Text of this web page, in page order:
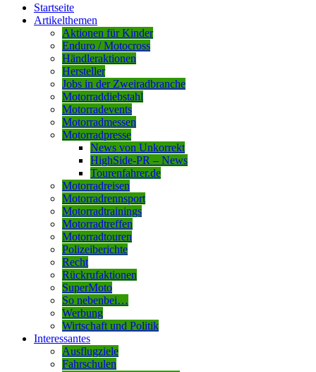
Startseite
Artikelthemen
Aktionen für Kinder
Enduro / Motocross
Händleraktionen
Hersteller
Jobs in der Zweiradbranche
Motorraddiebstahl
Motorradevents
Motorradmessen
Motorradpresse
News von Unkorrekt
HighSide-PR – News
Tourenfahrer.de
Motorradreisen
Motorradrennsport
Motorradtrainings
Motorradtreffen
Motorradtouren
Polizeiberichte
Recht
Rückrufaktionen
SuperMoto
So nebenbei…
Werbung
Wirtschaft und Politik
Interessantes
Ausflugziele
Fahrschulen